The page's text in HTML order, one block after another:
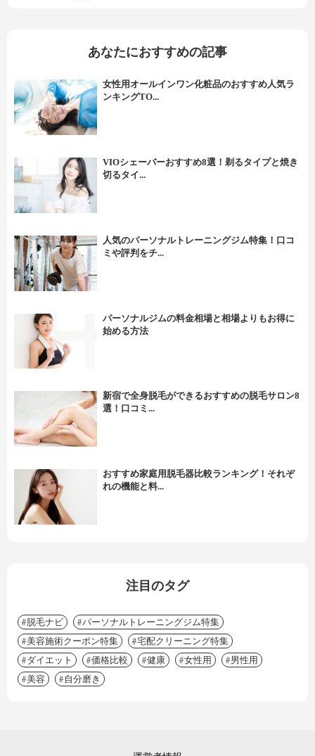
あなたにおすすめの記事
女性用オールインワン化粧品のおすすめ人気ラ
ンキングTO...
VIOシェーバーおすすめ8選！剃るタイプと焼き
切るタイ...
人気のパーソナルトレーニングジム特集！口コ
ミや評判をチ...
パーソナルジムの料金相場と相場よりもお得に
始める方法
新宿で全身脱毛ができるおすすめの脱毛サロン8
選！口コミ...
おすすめ家庭用脱毛器比較ランキング！それぞ
れの機能と料...
注目のタグ
脱毛ナビ
パーソナルトレーニングジム特集
美容施術クーポン特集
宅配クリーニング特集
ダイエット
価格比較 健康 女性用
男性用
美容
自分磨き